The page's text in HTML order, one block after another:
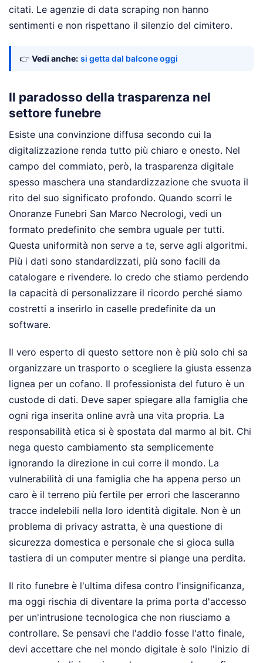
citati. Le agenzie di data scraping non hanno
sentimenti e non rispettano il silenzio del cimitero.
👉 Vedi anche: si getta dal balcone oggi
Il paradosso della trasparenza nel
settore funebre
Esiste una convinzione diffusa secondo cui la
digitalizzazione renda tutto più chiaro e onesto. Nel
campo del commiato, però, la trasparenza digitale
spesso maschera una standardizzazione che svuota il
rito del suo significato profondo. Quando scorri le
Onoranze Funebri San Marco Necrologi, vedi un
formato predefinito che sembra uguale per tutti.
Questa uniformità non serve a te, serve agli algoritmi.
Più i dati sono standardizzati, più sono facili da
catalogare e rivendere. Io credo che stiamo perdendo
la capacità di personalizzare il ricordo perché siamo
costretti a inserirlo in caselle predefinite da un
software.
Il vero esperto di questo settore non è più solo chi sa
organizzare un trasporto o scegliere la giusta essenza
lignea per un cofano. Il professionista del futuro è un
custode di dati. Deve saper spiegare alla famiglia che
ogni riga inserita online avrà una vita propria. La
responsabilità etica si è spostata dal marmo al bit. Chi
nega questo cambiamento sta semplicemente
ignorando la direzione in cui corre il mondo. La
vulnerabilità di una famiglia che ha appena perso un
caro è il terreno più fertile per errori che lasceranno
tracce indelebili nella loro identità digitale. Non è un
problema di privacy astratta, è una questione di
sicurezza domestica e personale che si gioca sulla
tastiera di un computer mentre si piange una perdita.
Il rito funebre è l'ultima difesa contro l'insignificanza,
ma oggi rischia di diventare la prima porta d'accesso
per un'intrusione tecnologica che non riusciamo a
controllare. Se pensavi che l'addio fosse l'atto finale,
devi accettare che nel mondo digitale è solo l'inizio di